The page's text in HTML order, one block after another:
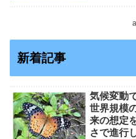
新着記事
気候変動
世界規模
来の想定
さで進行